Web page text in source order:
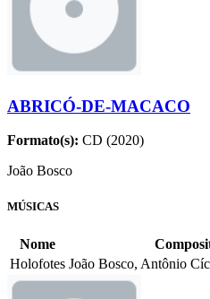
ABRICÓ-DE-MACACO
Formato(s): CD (2020)
João Bosco
MÚSICAS
Nome
Holofotes João Bosco, Antônio